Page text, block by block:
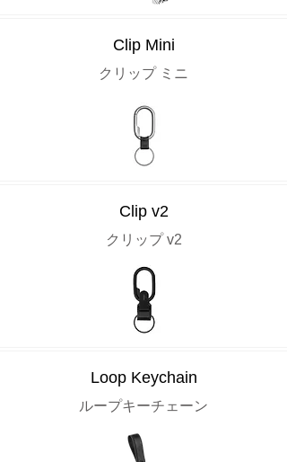
Clip Mini
クリップ ミニ
Clip v2
クリップ v2
Loop Keychain
ループキーチェーン